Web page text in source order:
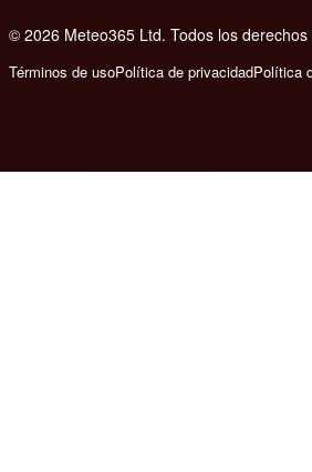
© 2026 Meteo365 Ltd. Todos los
Términos de usoPolítica de privacidadPolítica